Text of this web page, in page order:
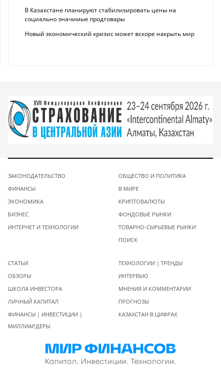
В Казахстане планируют стабилизировать цены на
социально значимые продтовары
Новый экономический кризис может вскоре накрыть мир
ЗАКОНОДАТЕЛЬСТВО
ФИНАНСЫ
ЭКОНОМИКА
БИЗНЕС
ИНТЕРНЕТ И ТЕХНОЛОГИИ
ОБЩЕСТВО И ПОЛИТИКА
В МИРЕ
КРИПТОВАЛЮТЫ
ФОНДОВЫЕ РЫНКИ
ТОВАРНО-СЫРЬЕВЫЕ РЫНКИ
ПОИСК
СТАТЬИ
ОБЗОРЫ
ШКОЛА ИНВЕСТОРА
ЛИЧНЫЙ КАПИТАЛ
ФИНАНСЫ | ИНВЕСТИЦИИ |
МИЛЛИАРДЕРЫ
ТЕХНОЛОГИИ | ТРЕНДЫ
ИНТЕРВЬЮ
МНЕНИЯ И КОММЕНТАРИИ
ПРОГНОЗЫ
КАЗАХСТАН В ЦИФРАХ